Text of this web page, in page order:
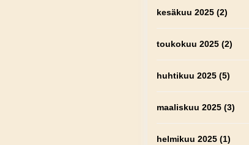
kesäkuu 2025 (2)
toukokuu 2025 (2)
huhtikuu 2025 (5)
maaliskuu 2025 (3)
helmikuu 2025 (1)